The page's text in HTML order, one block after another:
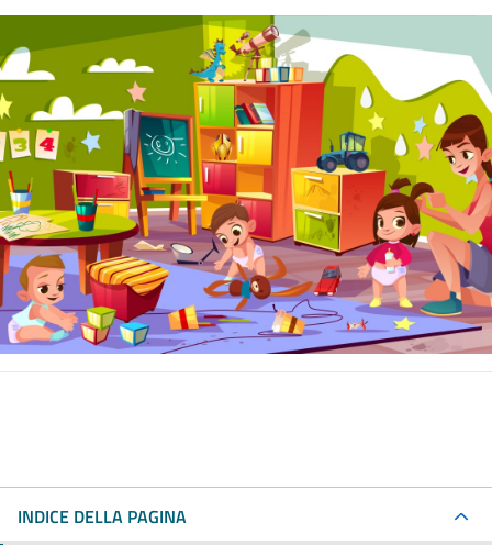
INDICE DELLA PAGINA